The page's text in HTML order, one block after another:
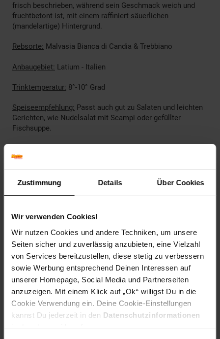
Zustimmung Details Über Cookies
Wir verwenden Cookies!
Wir nutzen Cookies und andere Techniken, um unsere
Seiten sicher und zuverlässig anzubieten, eine Vielzahl
von Services bereitzustellen, diese stetig zu verbessern
sowie Werbung entsprechend Deinen Interessen auf
unserer Homepage, Social Media und Partnerseiten
anzuzeigen. Mit einem Klick auf „Ok“ willigst Du in die
Cookie Verwendung ein. Deine Cookie-Einstellungen
kannst Du jederzeit in den Datenschutzinformationen
ändern bzw. widerrufen.
frisch beschrieben, während sein Geschmack weich und
fruchtbetont ist, mit einem raffiniert säuerlichen
(mandelartige) Hintergrund.
Rebsorte: Malvasia Bianca di Candia & Trebbiano
Anbaugebiet: Latium - Italien
Trinktemperatur: 8°-10° Grad
Speiseempfehlung: Passt auch gut zu Salaten und leichten
Gerichten, wie Nudelsalat mit Scampi oder gefüllter
Fischsuppe.
Anbauregion
Artikelnummer: 2894314000
EAN: 8000160605307
Kennzeichnung
Versandinformationen
Herstellerinformationen